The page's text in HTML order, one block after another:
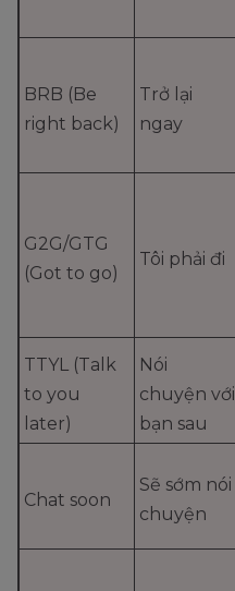
BRB (Be
right back)
Trở lại
ngay
G2G/GTG
(Got to go)
Tôi phải đi
TTYL (Talk
to you
later)
Nói
chuyện với
bạn sau
Chat soon
Sẽ sớm nói
chuyện